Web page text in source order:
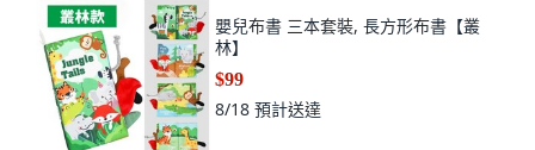
嬰兒布書 三本套裝, 長方形布書【叢
林】
$99
8/18 預計送達